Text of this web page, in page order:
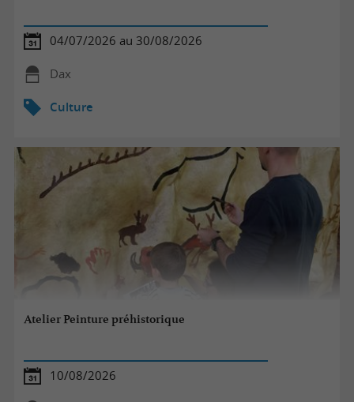
04/07/2026 au 30/08/2026
Dax
Culture
Atelier Peinture préhistorique
10/08/2026